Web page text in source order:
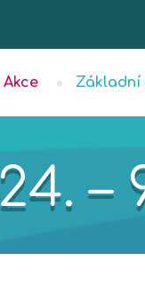
Akce Základní
24. –